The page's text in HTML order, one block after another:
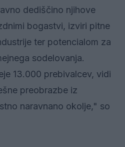
dediščino njihove
bogastvi, izviri pitne
ter potencialom za
sodelovanja.
13.000 prebivalcev, vidi
preobrazbe iz
naravnano okolje," so